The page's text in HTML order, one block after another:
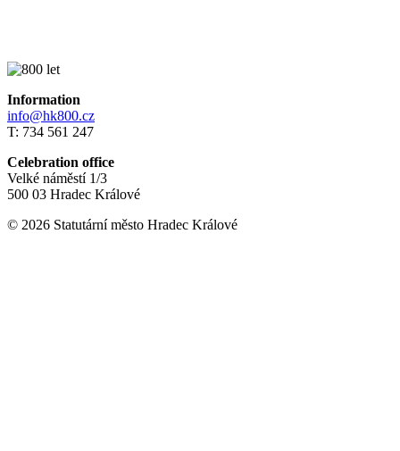
Information
info@hk800.cz
T: 734 561 247
Celebration office
Velké náměstí 1/3
500 03 Hradec Králové
© 2026 Statutární město Hradec Králové